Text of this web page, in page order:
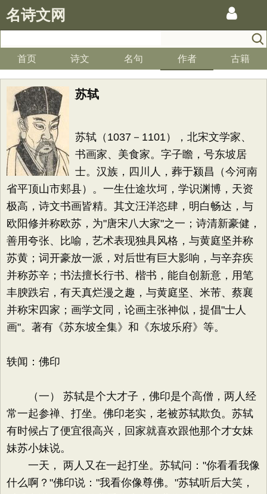
名诗文网
首页 诗文 名句 作者 古籍
苏轼
苏轼（1037－1101），北宋文学家、
书画家、美食家。字子瞻，号东坡居
士。汉族，四川人，葬于颍昌（今河南
省平顶山市郏县）。一生仕途坎坷，学识渊博，天资
极高，诗文书画皆精。其文汪洋恣肆，明白畅达，与
欧阳修并称欧苏，为"唐宋八大家"之一；诗清新豪健，
善用夸张、比喻，艺术表现独具风格，与黄庭坚并称
苏黄；词开豪放一派，对后世有巨大影响，与辛弃疾
并称苏辛；书法擅长行书、楷书，能自创新意，用笔
丰腴跌宕，有天真烂漫之趣，与黄庭坚、米芾、蔡襄
并称宋四家；画学文同，论画主张神似，提倡"士人
画"。著有《苏东坡全集》和《东坡乐府》等。
轶闻：佛印
（一） 苏轼是个大才子，佛印是个高僧，两人经
常一起参禅、打坐。佛印老实，老被苏轼欺负。苏轼
有时候占了便宜很高兴，回家就喜欢跟他那个才女妹
妹苏小妹说。
一天， 两人又在一起打坐。苏轼问："你看看我像
什么啊？"佛印说："我看你像尊佛。"苏轼听后大笑，